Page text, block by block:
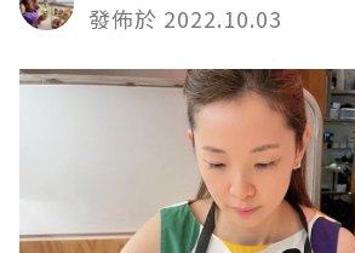
發佈於 2022.10.03